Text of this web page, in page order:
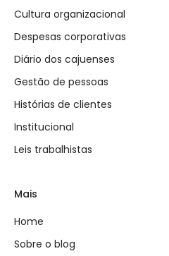
Cultura organizacional
Despesas corporativas
Diário dos cajuenses
Gestão de pessoas
Histórias de clientes
Institucional
Leis trabalhistas
Mais
Home
Sobre o blog